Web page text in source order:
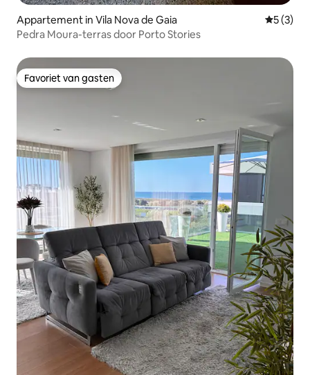
Appartement in Vila Nova de Gaia
5 (3)
Pedra Moura-terras door Porto Stories
Favoriet van gasten
Favoriet van gasten